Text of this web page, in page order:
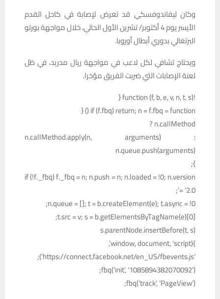
وكان ليفاندوفسكي قد تعرض لإصابة في كاحل القدم
الأيسر يوم 4 أكتوبر/ تشرين الأول الحالي، خلال مواجهة بورتو
البرتغالي بدوري أبطال أوروبا.
ويحتاج تشافي لكل لاعب في مواجهة ريال مدريد، في ظل
لعنة الإصابات التي ضربت الفريق مؤخرا.
!function (f, b, e, v, n, t, s) {
if (f.fbq) return; n = f.fbq = function () {
n.callMethod ?
n.callMethod.apply(n, arguments) :
n.queue.push(arguments)
};
if (!f._fbq) f._fbq = n; n.push = n; n.loaded = !0; n.version
= ‘2.0’;
n.queue = []; t = b.createElement(e); t.async = !0;
t.src = v; s = b.getElementsByTagName(e)[0];
s.parentNode.insertBefore(t, s)
}(window, document, ‘script’,
‘https://connect.facebook.net/en_US/fbevents.js’);
fbq(‘init’, ‘1085894382070092’);
fbq(‘track’, ‘PageView’);